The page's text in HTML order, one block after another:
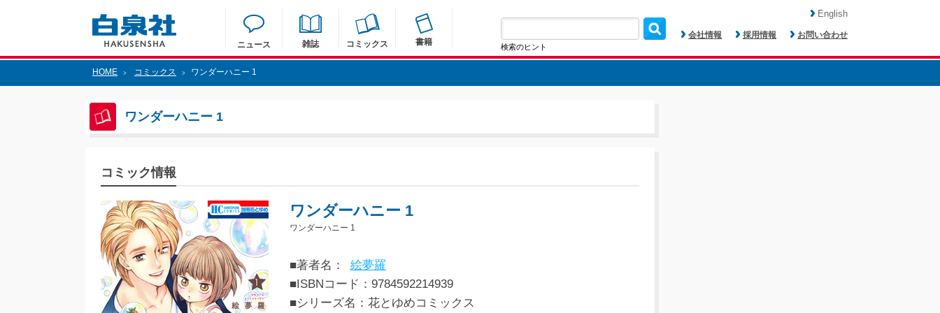
ニュース 雑誌 コミックス 書籍 検索のヒント
会社情報 採用情報 お問い合わせ
English
HOME > コミックス > ワンダーハニー 1
ワンダーハニー 1
コミック情報
ワンダーハニー 1
ワンダーハニー 1
■著者名：
絵夢羅
■ISBNコード：9784592214939
■シリーズ名：花とゆめコミックス